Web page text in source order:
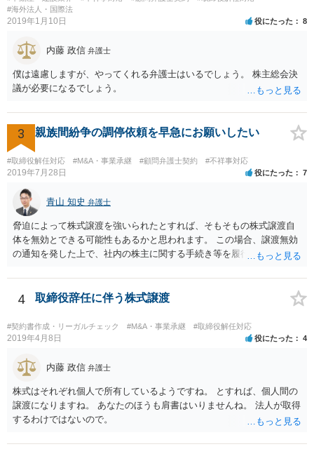
無ければ、損害賠償の対象になります。 もっとも、元より無報酬な
ら、損害が無いようには思いますが、その点、何か言ってくるかもし
#海外法人・国際法
2019年1月10日 役にたった 8
内藤 政信 弁護士
僕は遠慮しますが、やってくれる弁護士はいるでしょう。 株主総会決
議が必要になるでしょう。
3 親族間紛争の調停依頼を早急にお願いしたい
#取締役解任対応 #M&A・事業承継 #顧問弁護士契約 #不祥事対応
2019年7月28日 役にたった 7
青山 知史 弁護士
脅迫によって株式譲渡を強いられたとすれば、そもそもの株式譲渡自
体を無効とできる可能性もあるかと思われます。 この場合、譲渡無効
の通知を発した上で、社内の株主に関する手続き等を履行していく必
株主権確認訴訟等に発展する可能性はあるかと思われます。 いずれに
しても、譲渡時の状況やその裏付けとなる証拠の有無、また、当該会
社の定款等によって、採れる手段も変わってこようかと思われますの
で、早い段階で、 関連資料をお持ちの上、弁護士にご相談をされたほ
うが良いかと思慮いたします。
4 取締役辞任に伴う株式譲渡
#契約書作成・リーガルチェック #M&A・事業承継 #取締役解任対応
2019年4月8日 役にたった 4
内藤 政信 弁護士
株式はそれぞれ個人で所有しているようですね。 とすれば、個人間の
譲渡になりますね。 あなたのほうも肩書はいりませんね。 法人が取得
するわけではないので。